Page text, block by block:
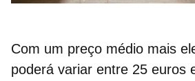
Com um preço médio mais
poderá variar entre 25 euros